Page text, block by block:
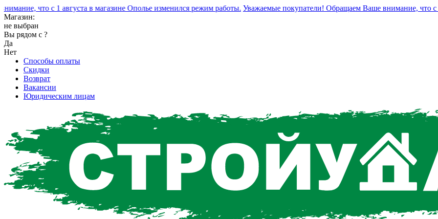
что с 1 августа в магазине Ополье изменился режим работы. Уважаемые покупатели! Обращаем Ваше внимание, что с 1
Магазин:
не выбран
Вы рядом с ?
Да
Нет
Способы оплаты
Скидки
Возврат
Вакансии
Юридическим лицам